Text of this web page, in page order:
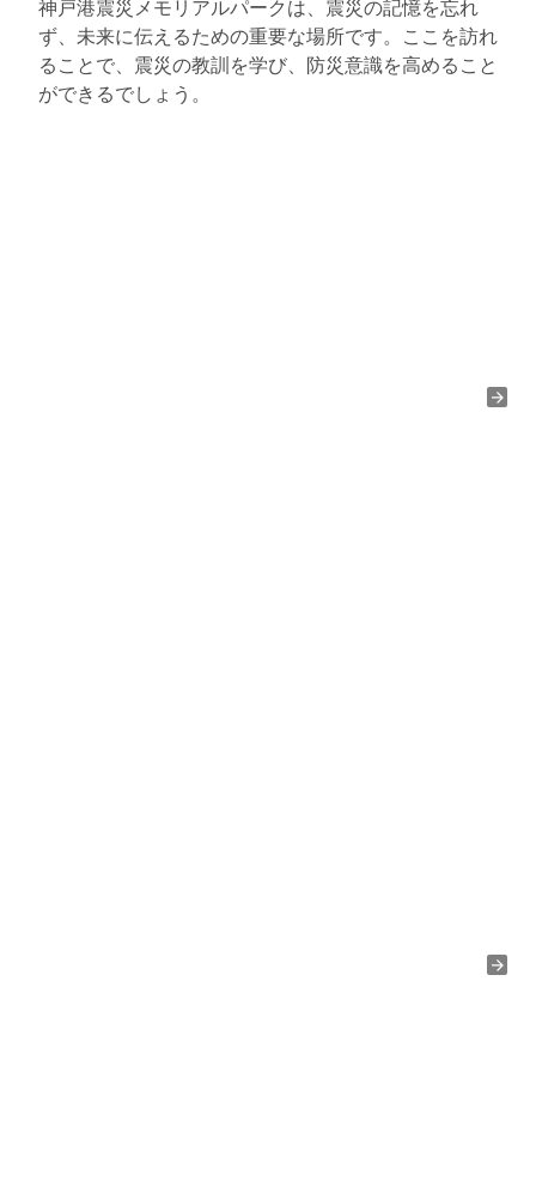
神戸港震災メモリアルパークは、震災の記憶を忘れ
ず、未来に伝えるための重要な場所です。ここを訪れ
ることで、震災の教訓を学び、防災意識を高めること
ができるでしょう。